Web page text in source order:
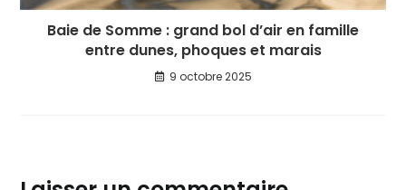
Baie de Somme : grand bol d’air en famille
entre dunes, phoques et marais
9 octobre 2025